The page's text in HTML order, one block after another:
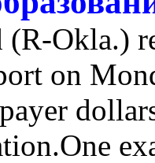
Okla.)
on